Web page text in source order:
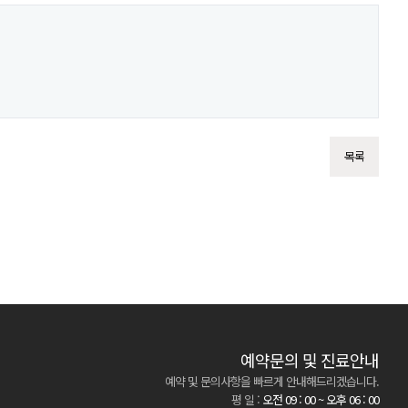
목록
예약문의 및 진료안내
예약 및 문의사항을 빠르게 안내해드리겠습니다.
평 일 : 오전 09 : 00 ~ 오후 06 : 00